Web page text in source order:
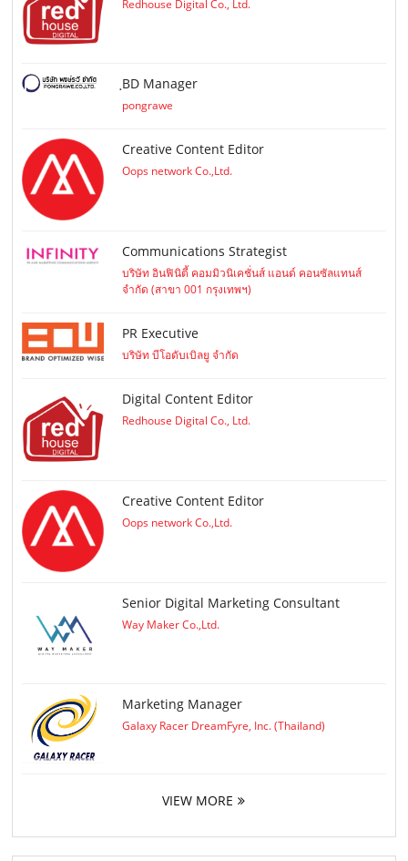
Redhouse Digital Co., Ltd.
ฺBD Manager
pongrawe
Creative Content Editor
Oops network Co.,Ltd.
Communications Strategist
บริษัท อินฟินิตี้ คอมมิวนิเคชั่นส์ แอนด์ คอนซัลแทนส์
จำกัด (สาขา 001 กรุงเทพฯ)
PR Executive
บริษัท บีโอดับเบิลยู จำกัด
Digital Content Editor
Redhouse Digital Co., Ltd.
Creative Content Editor
Oops network Co.,Ltd.
Senior Digital Marketing Consultant
Way Maker Co.,Ltd.
Marketing Manager
Galaxy Racer DreamFyre, Inc. (Thailand)
VIEW MORE